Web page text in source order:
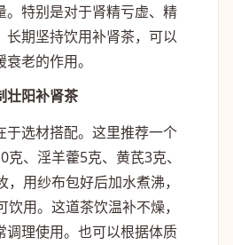
。特别是对于肾精亏虚、精
长期坚持饮用补肾茶，可以
老的作用。
壮阳补肾茶
于选材搭配。这里推荐一个
、淫羊藿5克、黄芪3克、
用纱布包好后加水煮沸，
用。这道茶饮温补不燥，
调理使用。也可以根据体质